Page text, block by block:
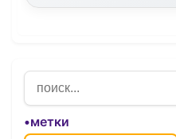
•метки